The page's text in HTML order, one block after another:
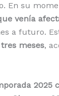
En su
venía
a futuro.
tres meses,
2025